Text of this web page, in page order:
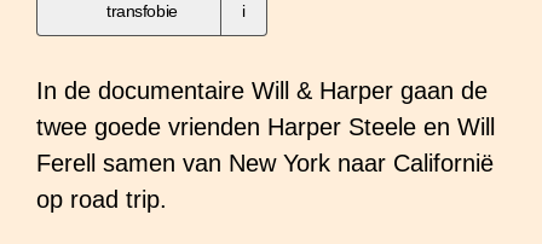
transfobie i
In de documentaire Will & Harper gaan de
twee goede vrienden Harper Steele en Will
Ferell samen van New York naar Californië
op road trip.